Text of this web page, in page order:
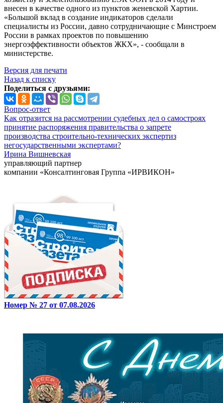
внесен в качестве одного из пунктов женевской Хартии.
«Большой вклад в создание индикаторов сделали
специалисты из России, давно сотрудничающие с Минстроем
России в рамках проектов по повышению
энергоэффективности объектов ЖКХ», - сообщали в
министерстве.
Версия для печати
Назад к списку
Поделиться с друзьями:
Вопрос-ответ
Как отразится на рассмотрении судебных дел о самостроях
принятие распоряжения правительства о запрете
производства строительно-технических экспертиз
негосударственными экспертами?
Ирина Вишневская
управляющий партнер
компании «Консалтинговая Группа «ИРВИКОН»
Номер № 27 от 07.08.2026